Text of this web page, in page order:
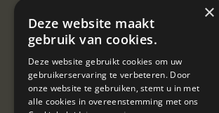
Diensten
Vacatures
×
Deze website maakt
gebruik van cookies.
Deze website gebruikt cookies om uw
gebruikerservaring te verbeteren. Door
onze website te gebruiken, stemt u in met
alle cookies in overeenstemming met ons